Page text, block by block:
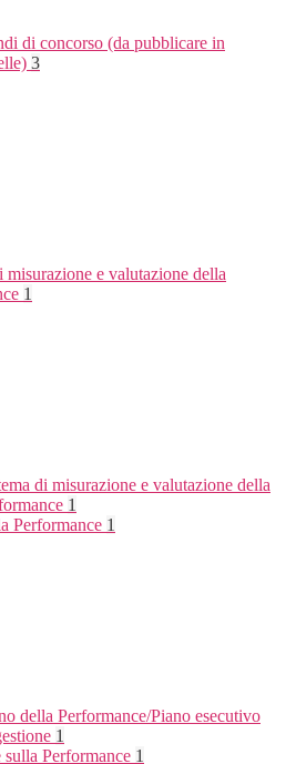
di concorso (da pubblicare in
3
misurazione e valutazione della
1
di misurazione e valutazione della
1
Performance 1
della Performance/Piano esecutivo
1
sulla Performance 1